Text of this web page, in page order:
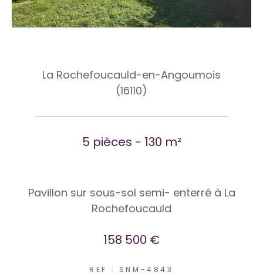
La Rochefoucauld-en-Angoumois
(16110)
5 pièces - 130 m²
Pavillon sur sous-sol semi- enterré à La
Rochefoucauld
158 500 €
REF : SNM-4843